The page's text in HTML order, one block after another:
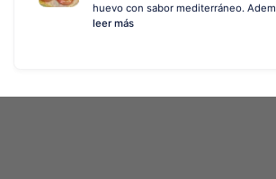
huevo con sabor mediterráneo.
leer más